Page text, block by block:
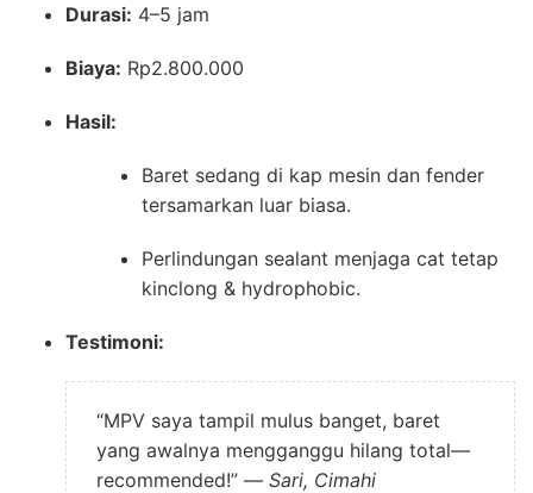
Durasi: 4–5 jam
Biaya: Rp2.800.000
Hasil:
Baret sedang di kap mesin dan fender
tersamarkan luar biasa.
Perlindungan sealant menjaga cat tetap
kinclong & hydrophobic.
Testimoni:
“MPV saya tampil mulus banget, baret
yang awalnya mengganggu hilang total—
recommended!” — Sari, Cimahi